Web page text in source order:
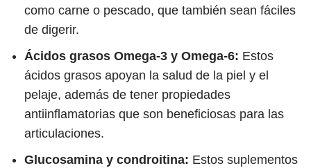
como carne o pescado, que también sean fáciles
de digerir.
Ácidos grasos Omega-3 y Omega-6: Estos
ácidos grasos apoyan la salud de la piel y el
pelaje, además de tener propiedades
antiinflamatorias que son beneficiosas para las
articulaciones.
Glucosamina y condroitina: Estos suplementos